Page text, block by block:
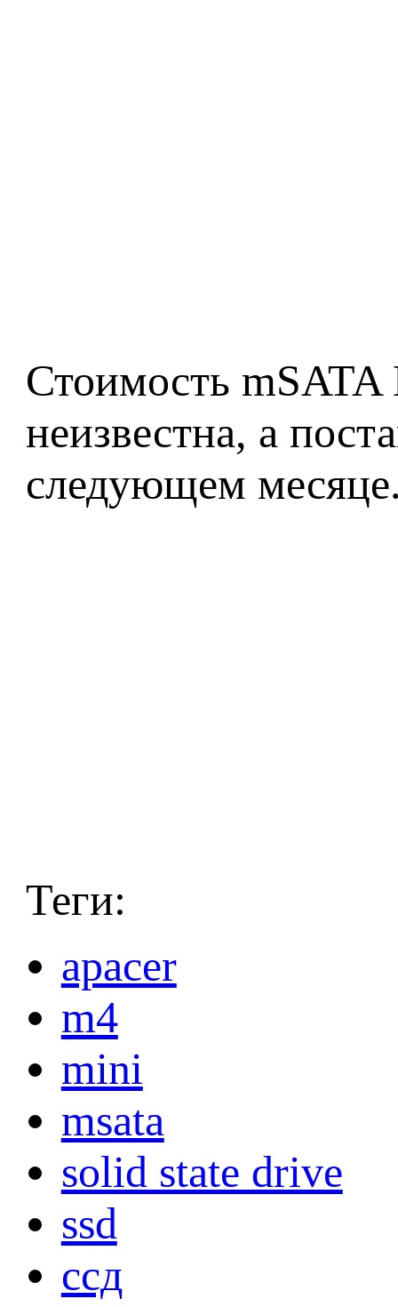
Стоимость
неизвестна, а
следующем
Теги:
apacer
m4
mini
msata
solid state drive
ssd
ссд